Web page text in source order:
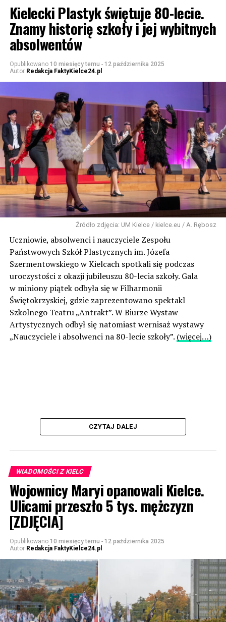
Kielecki Plastyk świętuje 80-lecie.
Znamy historię szkoły i jej wybitnych
absolwentów
Opublikowano 10 miesięcy temu - 12 października 2025
Autor Redakcja FaktyKielce24.pl
Źródło zdjęcia: UM Kielce / kielce.eu / A. Rębosz
Uczniowie, absolwenci i nauczyciele Zespołu
Państwowych Szkół Plastycznych im. Józefa
Szermentowskiego w Kielcach spotkali się podczas
uroczystości z okazji jubileuszu 80-lecia szkoły. Gala
w miniony piątek odbyła się w Filharmonii
Świętokrzyskiej, gdzie zaprezentowano spektakl
Szkolnego Teatru „Antrakt”. W Biurze Wystaw
Artystycznych odbył się natomiast wernisaż wystawy
„Nauczyciele i absolwenci na 80-lecie szkoły”. (więcej…)
CZYTAJ DALEJ
WIADOMOŚCI Z KIELC
Wojownicy Maryi opanowali Kielce.
Ulicami przeszło 5 tys. mężczyzn
[ZDJĘCIA]
Opublikowano 10 miesięcy temu - 12 października 2025
Autor Redakcja FaktyKielce24.pl